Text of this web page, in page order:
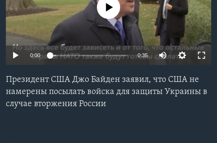
Learning English
СОЦИАЛЬНЫЕ СЕТИ
Языки
No media source currently available
0:00 0:35
Президент США Джо Байден заявил, что США не
намерены посылать войска для защиты Украины в
случае вторжения России